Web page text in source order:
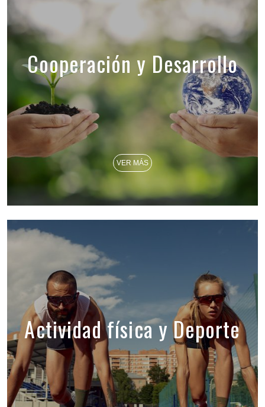
Cooperación y Desarrollo
VER MÁS
Actividad física y Deporte